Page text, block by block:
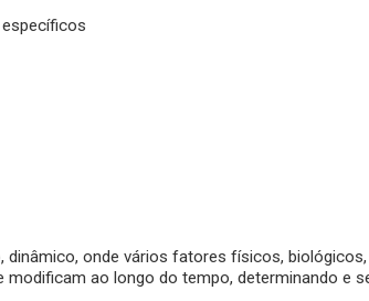
onde vários fatores físicos, biológicos,
ao longo do tempo, determinando e